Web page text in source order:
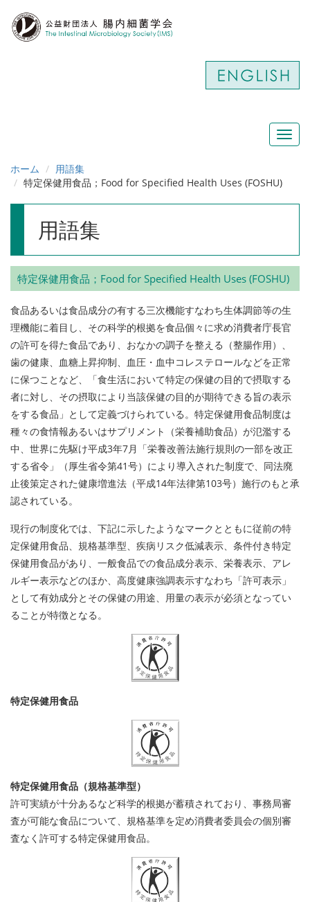
ホーム
用語集
特定保健用食品；Food for Specified Health Uses (FOSHU)
用語集
特定保健用食品；Food for Specified Health Uses (FOSHU)
食品あるいは食品成分の有する三次機能すなわち生体調節等の生
理機能に着目し、その科学的根拠を食品個々に求め消費者庁長官
の許可を得た食品であり、おなかの調子を整える（整腸作用）、
歯の健康、血糖上昇抑制、血圧・血中コレステロールなどを正常
に保つことなど、「食生活において特定の保健の目的で摂取する
者に対し、その摂取により当該保健の目的が期待できる旨の表示
をする食品」として定義づけられている。特定保健用食品制度は
種々の食情報あるいはサプリメント（栄養補助食品）が氾濫する
中、世界に先駆け平成3年7月「栄養改善法施行規則の一部を改正
する省令」（厚生省令第41号）により導入された制度で、同法廃
止後策定された健康増進法（平成14年法律第103号）施行のもと承
認されている。
現行の制度化では、下記に示したようなマークとともに従前の特
定保健用食品、規格基準型、疾病リスク低減表示、条件付き特定
保健用食品があり、一般食品での食品成分表示、栄養表示、アレ
ルギー表示などのほか、高度健康強調表示すなわち「許可表示」
として有効成分とその保健の用途、用量の表示が必須となってい
ることが特徴となる。
特定保健用食品
特定保健用食品（規格基準型）
許可実績が十分あるなど科学的根拠が蓄積されており、事務局審
査が可能な食品について、規格基準を定め消費者委員会の個別審
査なく許可する特定保健用食品。